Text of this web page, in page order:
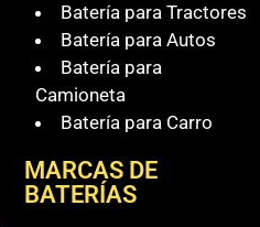
Batería para Tractores
Batería para Autos
Batería para
Camioneta
Batería para Carro
MARCAS DE
BATERÍAS